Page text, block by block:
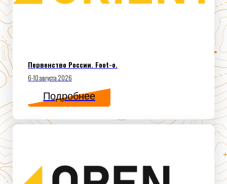
Первенство России. Foot-o.
6-10 августа 2026